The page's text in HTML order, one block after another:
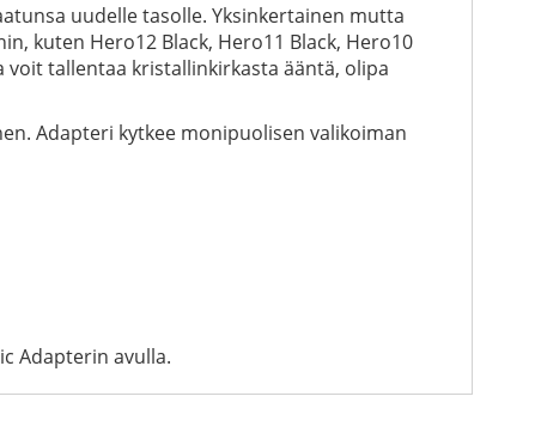
uudelle tasolle. Yksinkertainen mutta
kuten Hero12 Black, Hero11 Black, Hero10
voit tallentaa kristallinkirkasta ääntä, olipa
Adapteri kytkee monipuolisen valikoiman
Adapterin avulla.